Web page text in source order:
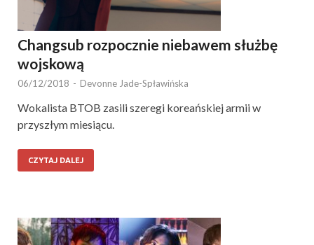
Changsub rozpocznie niebawem służbę
wojskową
06/12/2018 - Devonne Jade-Spławińska
Wokalista BTOB zasili szeregi koreańskiej armii w
przyszłym miesiącu.
CZYTAJ DALEJ